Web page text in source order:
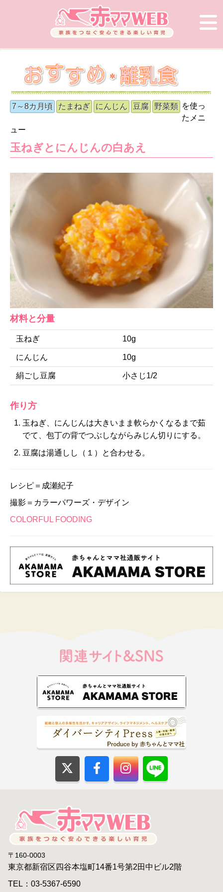
7～8カ月頃 たまねぎ にんじん 豆腐 野菜類 を使っ
たメニ
ュー
玉ねぎとにんじんの白あえ
材料と分量
玉ねぎ 10g
にんじん 10g
絹ごし豆腐 小さじ1/2
作り方
玉ねぎ、にんじんは大きいまま軟らかくなるまで茹
でて、包丁の背でつぶしながらみじん切りにする。
豆腐は湯通しし（１）と合わせる。
レシピ＝成瀬紀子
撮影＝カラーパワーズ・デザイン
COLORFUL FOODING
〒160-0003
東京都新宿区四谷本塩町14番1号第2田中ビル2階
TEL：03-5367-6590